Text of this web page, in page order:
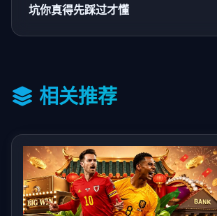
坑你真得先踩过才懂
相关推荐